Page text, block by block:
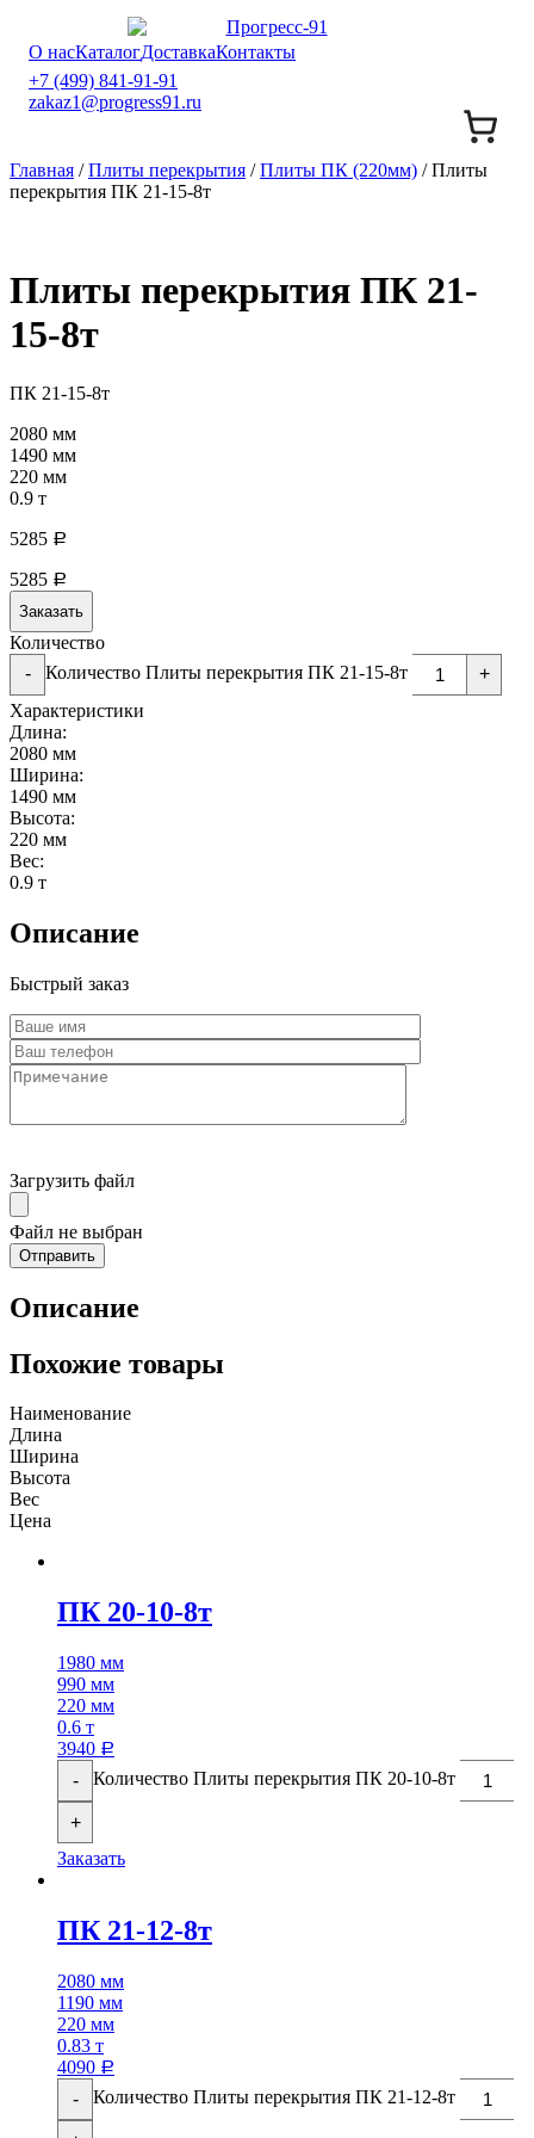
О насКаталогДоставкаКонтакты
+7 (499) 841-91-91
zakaz1@progress91.ru
Главная /Плиты перекрытия /Плиты ПК (220мм) / Плиты
перекрытия ПК 21-15-8т
Плиты перекрытия ПК 21-
15-8т
ПК 21-15-8т
2080 мм
1490 мм
220 мм
0.9 т
5285 Р
5285 Р
Заказать
Количество
-
Количество Плиты перекрытия ПК 21-15-8т
+
Характеристики
Длина:
2080 мм
Ширина:
1490 мм
Высота:
220 мм
Вес:
0.9 т
Описание
Быстрый заказ
Загрузить файл
Файл не выбран
Описание
Похожие товары
Наименование
Длина
Ширина
Высота
Вес
Цена
ПК 20-10-8т
1980 мм
990 мм
220 мм
0.6 т
3940 Р
- Количество Плиты перекрытия ПК 20-10-8т
+
Заказать
ПК 21-12-8т
2080 мм
1190 мм
220 мм
0.83 т
4090 Р
- Количество Плиты перекрытия ПК 21-12-8т